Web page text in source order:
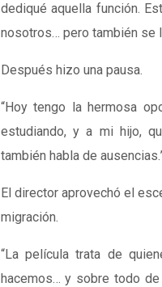
dediqué aquella función.
nosotros… pero también se
Después hizo una pausa.
“Hoy tengo la hermosa
estudiando, y a mi hijo,
también habla de
El director aprovechó el
migración.
“La película trata de
hacemos… y sobre todo